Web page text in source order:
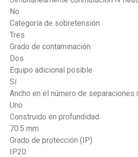
No
Categoría de sobretensión
Tres
Grado de contaminación
Dos
Equipo adicional posible
Sí
Ancho en el número de separaciones
Uno
Construido en profundidad
70.5 mm
Grado de protección (IP)
IP20